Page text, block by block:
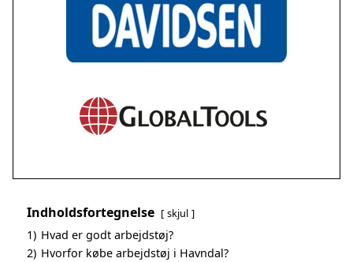
Indholdsfortegnelse skjul
1) Hvad er godt arbejdstøj?
2) Hvorfor købe arbejdstøj i Havndal?